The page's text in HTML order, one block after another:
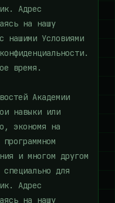
Адрес
на нашу
нашими Условиями
время.
Академии
навыки или
экономя на
и многом другом
для
Адрес
на нашу